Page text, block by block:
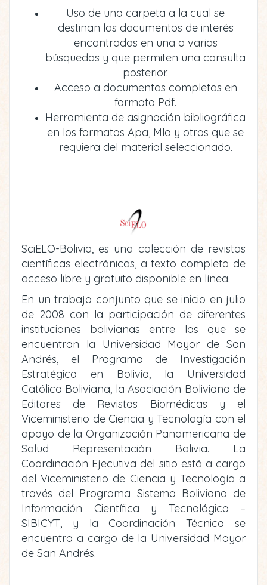
Uso de una carpeta a la cual se
destinan los documentos de interés
encontrados en una o varias
búsquedas y que permiten una consulta
posterior.
Acceso a documentos completos en
formato Pdf.
Herramienta de asignación bibliográfica
en los formatos Apa, Mla y otros que se
requiera del material seleccionado.
SciELO-Bolivia, es una colección de revistas
científicas electrónicas, a texto completo de
acceso libre y gratuito disponible en línea.
En un trabajo conjunto que se inicio en julio
de 2008 con la participación de diferentes
instituciones bolivianas entre las que se
encuentran la Universidad Mayor de San
Andrés, el Programa de Investigación
Estratégica en Bolivia, la Universidad
Católica Boliviana, la Asociación Boliviana de
Editores de Revistas Biomédicas y el
Viceministerio de Ciencia y Tecnología con el
apoyo de la Organización Panamericana de
Salud Representación Bolivia. La
Coordinación Ejecutiva del sitio está a cargo
del Viceministerio de Ciencia y Tecnología a
través del Programa Sistema Boliviano de
Información Científica y Tecnológica –
SIBICYT, y la Coordinación Técnica se
encuentra a cargo de la Universidad Mayor
de San Andrés.